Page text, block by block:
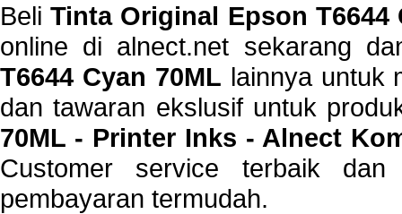
BeliTinta Original Epson T6644
online di alnect.net sekarang
T6644 Cyan 70ML lainnya untuk
dan tawaran ekslusif untuk
70ML - Printer Inks - Alnect
Customer service terbaik
pembayaran termudah.